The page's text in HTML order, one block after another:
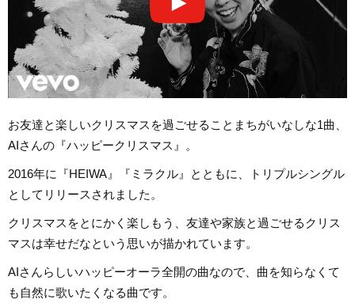
お友達と楽しいクリスマスを過ごせることまちがいなしな1曲、
AIさんの『ハッピークリスマス』。
2016年に『HEIWA』『ミラクル』とともに、トリプルシングル
としてリリースされました。
クリスマスをとにかく楽しもう、友達や家族と過ごせるクリス
マスは幸せだなという思いが描かれています。
AIさんらしいハッピーオーラ全開の曲なので、曲を知らなくて
も自然に歌いたくなる曲です。